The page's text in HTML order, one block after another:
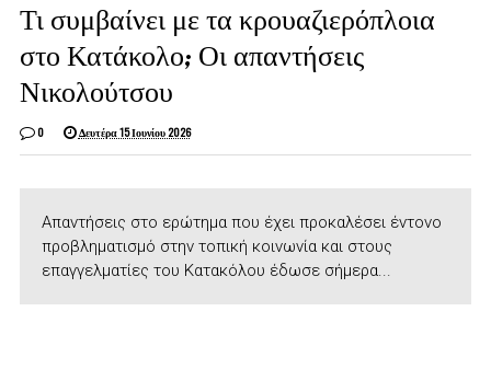
Τι συμβαίνει με τα κρουαζιερόπλοια
στο Κατάκολο; Οι απαντήσεις
Νικολούτσου
0 Δευτέρα 15 Ιουνίου 2026
Απαντήσεις στο ερώτημα που έχει προκαλέσει έντονο
προβληματισμό στην τοπική κοινωνία και στους
επαγγελματίες του Κατακόλου έδωσε σήμερα...